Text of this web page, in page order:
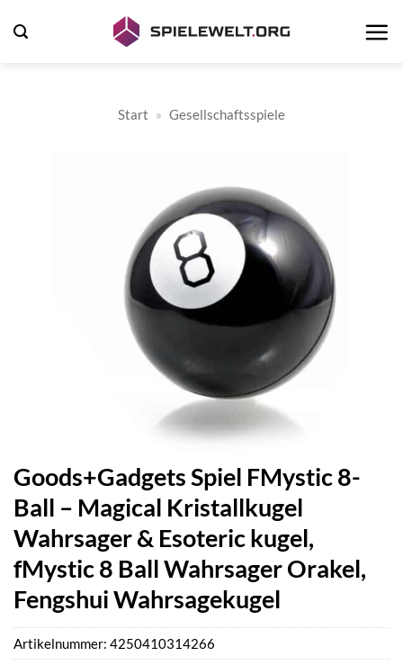
Inhalt
Start » Gesellschaftsspiele
Goods+Gadgets Spiel FMystic 8-
Ball – Magical Kristallkugel
Wahrsager & Esoteric kugel,
fMystic 8 Ball Wahrsager Orakel,
Fengshui Wahrsagekugel
Artikelnummer: 4250410314266